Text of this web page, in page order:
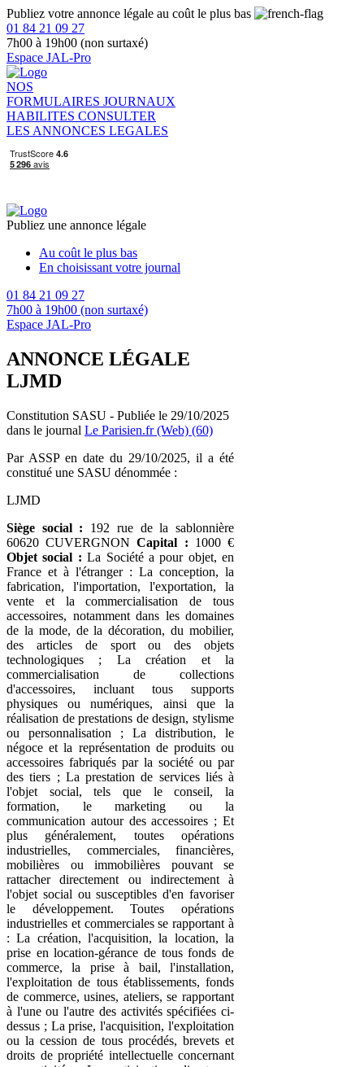
Publiez votre annonce légale au coût le plus bas
01 84 21 09 27
7h00 à 19h00 (non surtaxé)
Espace JAL-Pro
NOS
FORMULAIRES JOURNAUX
HABILITES CONSULTER
LES ANNONCES LEGALES
Publiez une annonce légale
Au coût le plus bas
En choisissant votre journal
01 84 21 09 27
7h00 à 19h00 (non surtaxé)
Espace JAL-Pro
ANNONCE LÉGALE
LJMD
Constitution SASU - Publiée le 29/10/2025
dans le journal Le Parisien.fr (Web) (60)
Par ASSP en date du 29/10/2025, il a été
constitué une SASU dénommée :
LJMD
Siège social : 192 rue de la sablonnière
60620 CUVERGNONCapital : 1000 €
Objet social : La Société a pour objet, en
France et à l'étranger : La conception, la
fabrication, l'importation, l'exportation, la
vente et la commercialisation de tous
accessoires, notamment dans les domaines
de la mode, de la décoration, du mobilier,
des articles de sport ou des objets
technologiques ; La création et la
commercialisation de collections
d'accessoires, incluant tous supports
physiques ou numériques, ainsi que la
réalisation de prestations de design, stylisme
ou personnalisation ; La distribution, le
négoce et la représentation de produits ou
accessoires fabriqués par la société ou par
des tiers ; La prestation de services liés à
l'objet social, tels que le conseil, la
formation, le marketing ou la
communication autour des accessoires ; Et
plus généralement, toutes opérations
industrielles, commerciales, financières,
mobilières ou immobilières pouvant se
rattacher directement ou indirectement à
l'objet social ou susceptibles d'en favoriser
le développement. Toutes opérations
industrielles et commerciales se rapportant à
: La création, l'acquisition, la location, la
prise en location-gérance de tous fonds de
commerce, la prise à bail, l'installation,
l'exploitation de tous établissements, fonds
de commerce, usines, ateliers, se rapportant
à l'une ou l'autre des activités spécifiées ci-
dessus ; La prise, l'acquisition, l'exploitation
ou la cession de tous procédés, brevets et
droits de propriété intellectuelle concernant